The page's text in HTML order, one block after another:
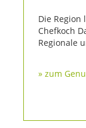
Die
Chefkoch
Regionale
» zum